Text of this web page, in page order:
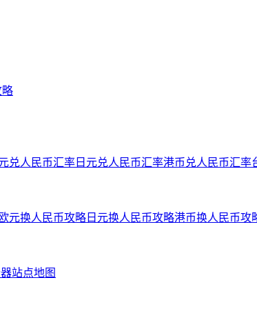
略
兑人民币汇率 日元兑人民币汇率港币兑人民币汇率
欧元换人民币攻略 日元换人民币攻略港币换人民币攻
站点地图